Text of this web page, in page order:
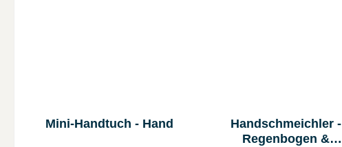
Mini-Handtuch - Hand
Handschmeichler -
Regenbogen &